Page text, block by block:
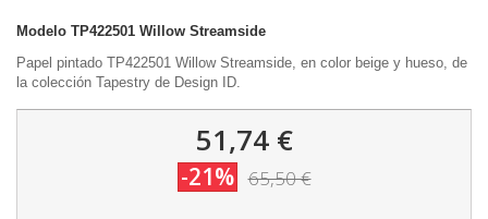
Modelo TP422501 Willow Streamside
Papel pintado TP422501 Willow Streamside, en color beige y hueso, de
la colección Tapestry de Design ID.
51,74 €
-21% 65,50 €